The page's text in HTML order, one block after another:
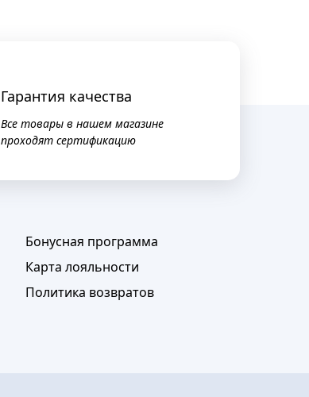
Гарантия качества
Все товары в нашем магазине
проходят сертификацию
Бонусная программа
Карта лояльности
Политика возвратов